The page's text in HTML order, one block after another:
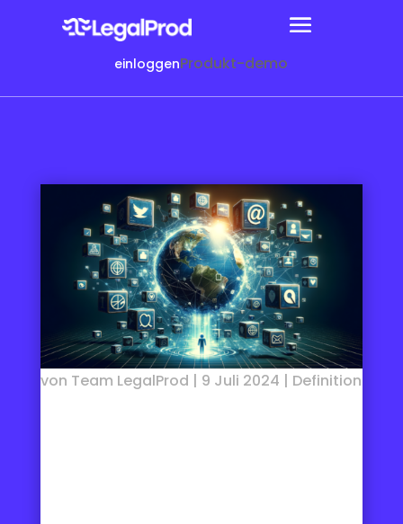
einloggenProdukt-demo
von Team LegalProd | 9 Juli 2024 | Definition